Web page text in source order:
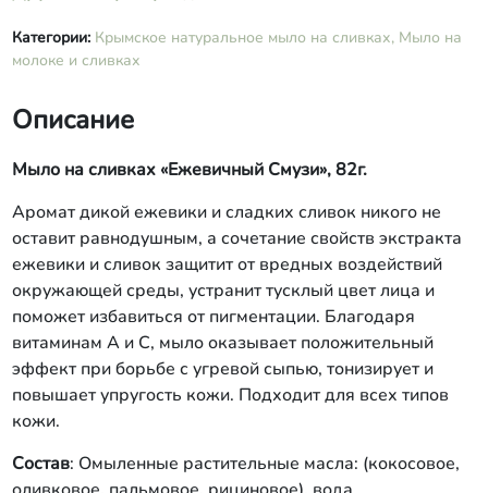
Категории: Крымское натуральное мыло на сливках, Мыло на
молоке и сливках
Описание
Мыло на сливках «Ежевичный Смузи», 82г.
Аромат дикой ежевики и сладких сливок никого не
оставит равнодушным, а сочетание свойств экстракта
ежевики и сливок защитит от вредных воздействий
окружающей среды, устранит тусклый цвет лица и
поможет избавиться от пигментации. Благодаря
витаминам А и С, мыло оказывает положительный
эффект при борьбе с угревой сыпью, тонизирует и
повышает упругость кожи. Подходит для всех типов
кожи.
Состав: Омыленные растительные масла: (кокосовое,